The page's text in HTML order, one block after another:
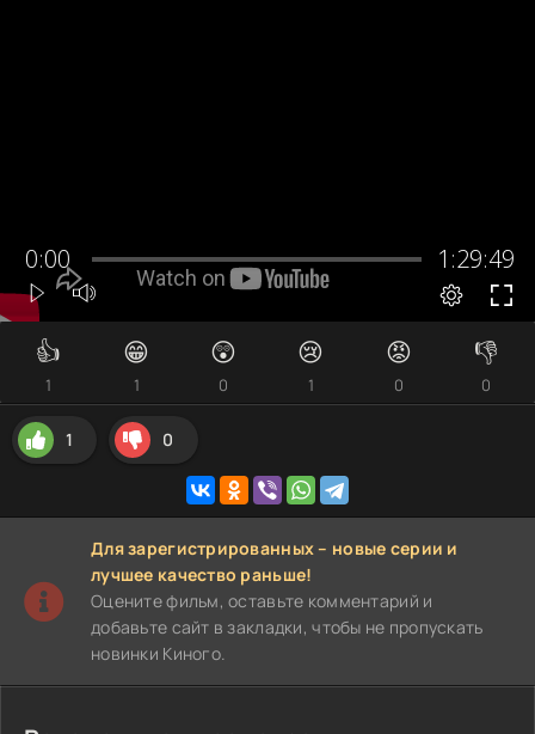
👍
1
😁
1
😲
0
😢
1
😡
0
👎
0
1 0
Для зарегистрированных – новые серии и
лучшее качество раньше!
Оцените фильм, оставьте комментарий и
добавьте сайт в закладки, чтобы не пропускать
новинки Киного.